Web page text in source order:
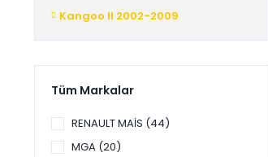
Kangoo II 2002-2009
Tüm Markalar
RENAULT MAİS (44)
MGA (20)